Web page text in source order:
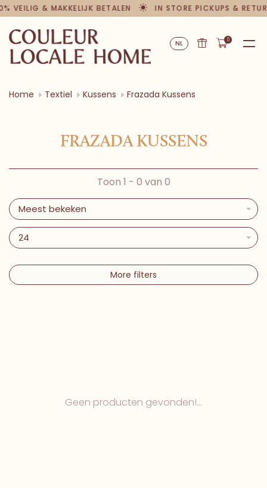
VEILIG & MAKKELIJK BETALEN IN STORE PICKUPS &
NL 0
Home Textiel Kussens Frazada Kussens
FRAZADA KUSSENS
Toon 1 - 0 van 0
Meest bekeken
24
More filters
Geen producten gevonden!...